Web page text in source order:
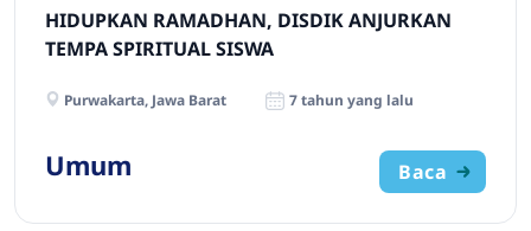
HIDUPKAN RAMADHAN, DISDIK ANJURKAN
TEMPA SPIRITUAL SISWA
Purwakarta, Jawa Barat 7 tahun yang lalu
Umum Baca